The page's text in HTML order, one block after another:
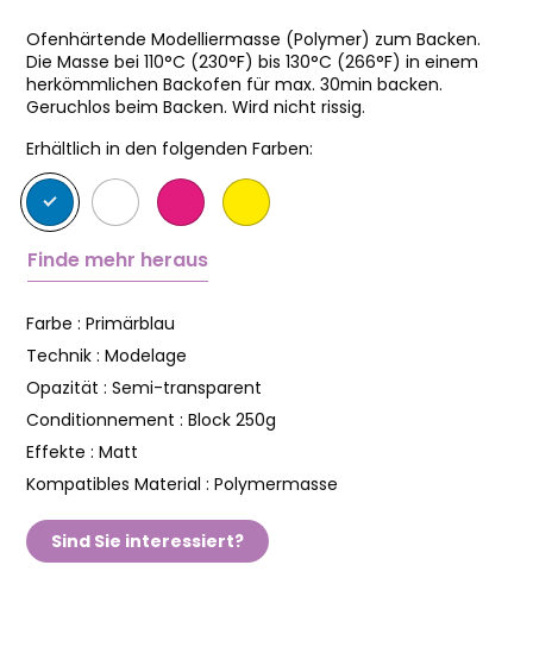
Ofenhärtende Modelliermasse (Polymer) zum Backen.
Die Masse bei 110°C (230°F) bis 130°C (266°F) in einem
herkömmlichen Backofen für max. 30min backen.
Geruchlos beim Backen. Wird nicht rissig.
Erhältlich in den folgenden Farben:
Finde mehr heraus
Farbe : Primärblau
Technik : Modelage
Opazität : Semi-transparent
Conditionnement : Block 250g
Effekte : Matt
Kompatibles Material : Polymermasse
Sind Sie interessiert?